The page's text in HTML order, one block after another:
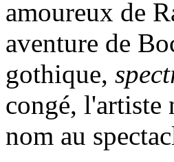
amoureux de
aventure de
gothique,
congé, l'artiste
nom au